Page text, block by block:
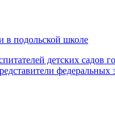
в подольской школе
детских садов
федеральных